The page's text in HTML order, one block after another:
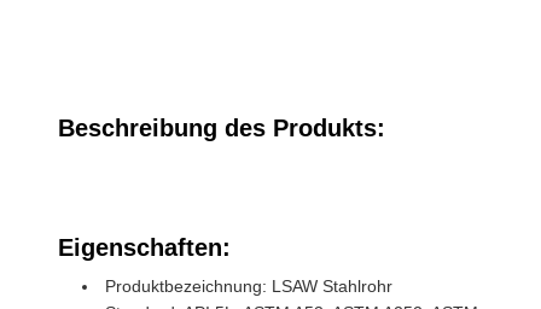
Beschreibung des Produkts:
Eigenschaften:
Produktbezeichnung: LSAW Stahlrohr